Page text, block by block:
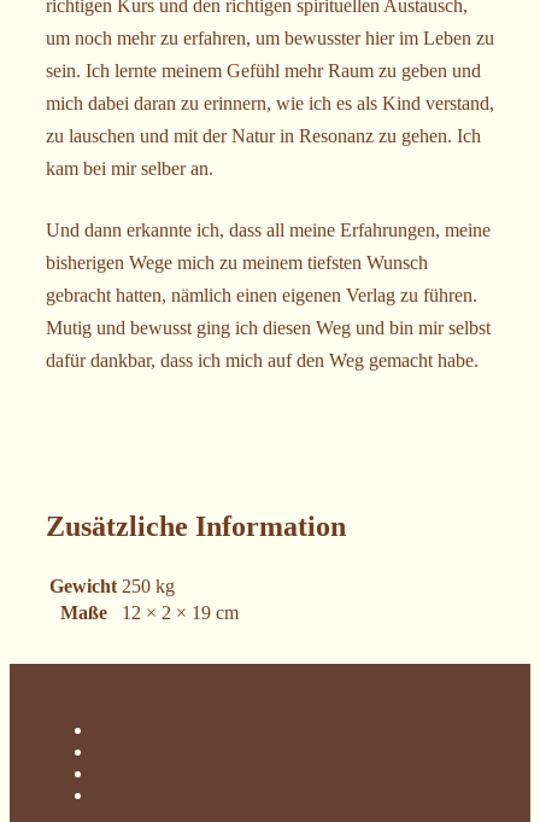
richtigen Kurs und den richtigen spirituellen Austausch,
um noch mehr zu erfahren, um bewusster hier im Leben zu
sein. Ich lernte meinem Gefühl mehr Raum zu geben und
mich dabei daran zu erinnern, wie ich es als Kind verstand,
zu lauschen und mit der Natur in Resonanz zu gehen. Ich
kam bei mir selber an.
Und dann erkannte ich, dass all meine Erfahrungen, meine
bisherigen Wege mich zu meinem tiefsten Wunsch
gebracht hatten, nämlich einen eigenen Verlag zu führen.
Mutig und bewusst ging ich diesen Weg und bin mir selbst
dafür dankbar, dass ich mich auf den Weg gemacht habe.
Zusätzliche Information
Gewicht 250 kg
Maße
12 × 2 × 19 cm